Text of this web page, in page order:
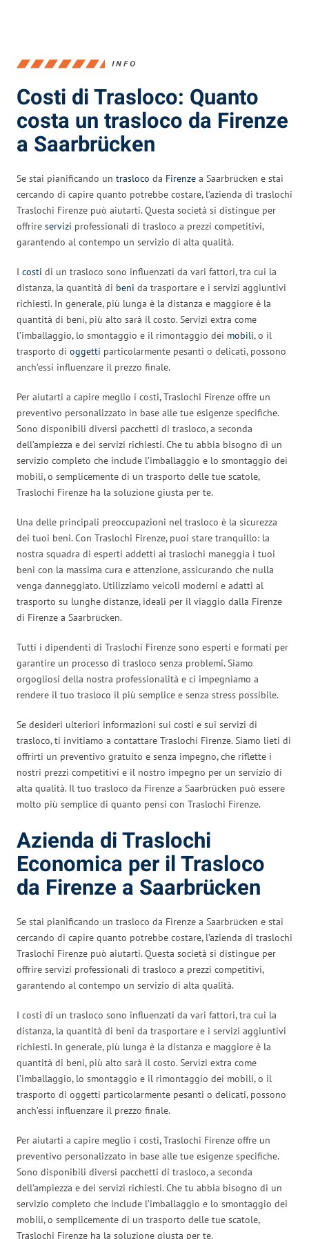
INFO
Costi di Trasloco: Quanto
costa un trasloco da Firenze
a Saarbrücken
Se stai pianificando un trasloco da Firenze a Saarbrücken e stai
cercando di capire quanto potrebbe costare, l’azienda di traslochi
Traslochi Firenze può aiutarti. Questa società si distingue per
offrire servizi professionali di trasloco a prezzi competitivi,
garantendo al contempo un servizio di alta qualità.
I costi di un trasloco sono influenzati da vari fattori, tra cui la
distanza, la quantità di beni da trasportare e i servizi aggiuntivi
richiesti. In generale, più lunga è la distanza e maggiore è la
quantità di beni, più alto sarà il costo. Servizi extra come
l’imballaggio, lo smontaggio e il rimontaggio dei mobili, o il
trasporto di oggetti particolarmente pesanti o delicati, possono
anch’essi influenzare il prezzo finale.
Per aiutarti a capire meglio i costi, Traslochi Firenze offre un
preventivo personalizzato in base alle tue esigenze specifiche.
Sono disponibili diversi pacchetti di trasloco, a seconda
dell’ampiezza e dei servizi richiesti. Che tu abbia bisogno di un
servizio completo che include l’imballaggio e lo smontaggio dei
mobili, o semplicemente di un trasporto delle tue scatole,
Traslochi Firenze ha la soluzione giusta per te.
Una delle principali preoccupazioni nel trasloco è la sicurezza
dei tuoi beni. Con Traslochi Firenze, puoi stare tranquillo: la
nostra squadra di esperti addetti ai traslochi maneggia i tuoi
beni con la massima cura e attenzione, assicurando che nulla
venga danneggiato. Utilizziamo veicoli moderni e adatti al
trasporto su lunghe distanze, ideali per il viaggio dalla Firenze
di Firenze a Saarbrücken.
Tutti i dipendenti di Traslochi Firenze sono esperti e formati per
garantire un processo di trasloco senza problemi. Siamo
orgogliosi della nostra professionalità e ci impegniamo a
rendere il tuo trasloco il più semplice e senza stress possibile.
Se desideri ulteriori informazioni sui costi e sui servizi di
trasloco, ti invitiamo a contattare Traslochi Firenze. Siamo lieti di
offrirti un preventivo gratuito e senza impegno, che riflette i
nostri prezzi competitivi e il nostro impegno per un servizio di
alta qualità. Il tuo trasloco da Firenze a Saarbrücken può essere
molto più semplice di quanto pensi con Traslochi Firenze.
Azienda di Traslochi
Economica per il Trasloco
da Firenze a Saarbrücken
Se stai pianificando un trasloco da Firenze a Saarbrücken e stai
cercando di capire quanto potrebbe costare, l’azienda di traslochi
Traslochi Firenze può aiutarti. Questa società si distingue per
offrire servizi professionali di trasloco a prezzi competitivi,
garantendo al contempo un servizio di alta qualità.
I costi di un trasloco sono influenzati da vari fattori, tra cui la
distanza, la quantità di beni da trasportare e i servizi aggiuntivi
richiesti. In generale, più lunga è la distanza e maggiore è la
quantità di beni, più alto sarà il costo. Servizi extra come
l’imballaggio, lo smontaggio e il rimontaggio dei mobili, o il
trasporto di oggetti particolarmente pesanti o delicati, possono
anch’essi influenzare il prezzo finale.
Per aiutarti a capire meglio i costi, Traslochi Firenze offre un
preventivo personalizzato in base alle tue esigenze specifiche.
Sono disponibili diversi pacchetti di trasloco, a seconda
dell’ampiezza e dei servizi richiesti. Che tu abbia bisogno di un
servizio completo che include l’imballaggio e lo smontaggio dei
mobili, o semplicemente di un trasporto delle tue scatole,
Traslochi Firenze ha la soluzione giusta per te.